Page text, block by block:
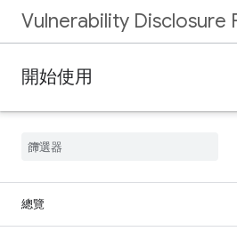
Vulnerability Disclosure
開始使用
總覽